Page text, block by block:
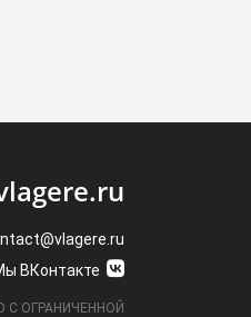
ВКонтакте
С ОГРАНИЧЕННОЙ